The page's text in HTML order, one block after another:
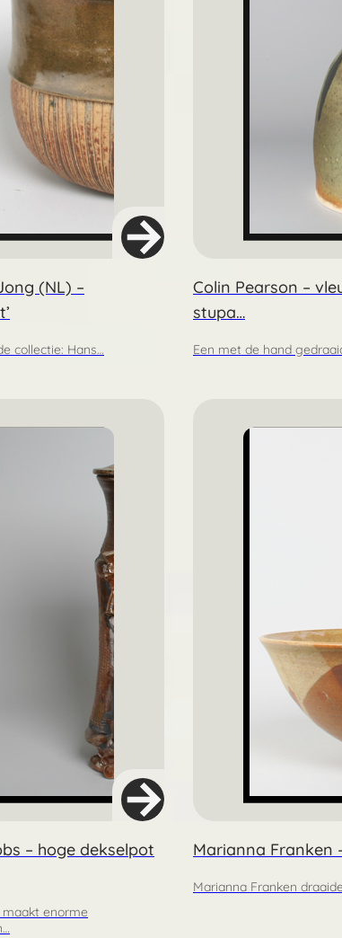
(NL) –
collectie: Hans…
Colin Pearson –
stupa…
Een met de hand
– hoge dekselpot
enorme
Marianna Franken
Marianna Franken